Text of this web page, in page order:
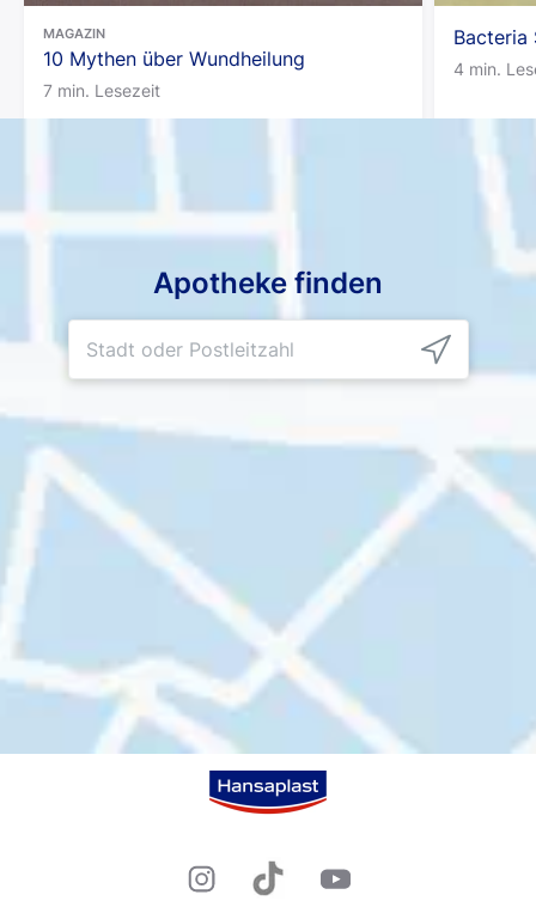
MAGAZIN
10 Mythen über Wundheilung
7 min. Lesezeit
Bacteria
4 min.
Apotheke finden